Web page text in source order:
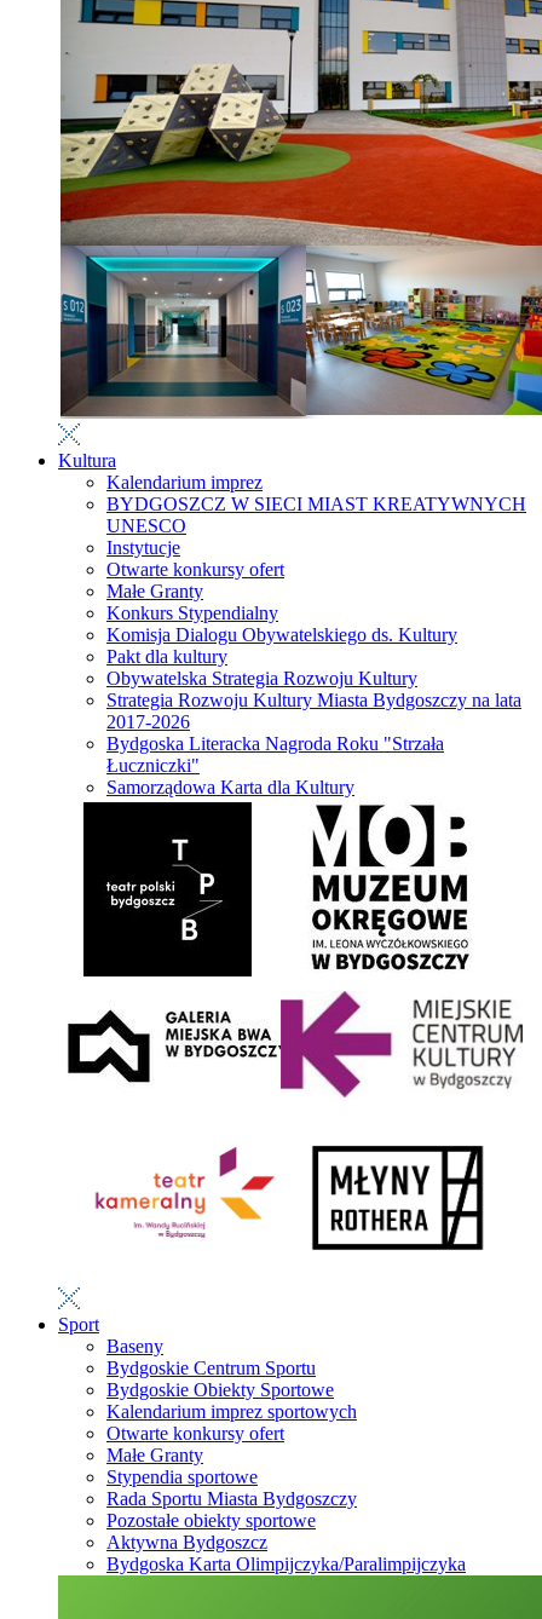
Kultura
Kalendarium imprez
BYDGOSZCZ W SIECI MIAST KREATYWNYCH
UNESCO
Instytucje
Otwarte konkursy ofert
Małe Granty
Konkurs Stypendialny
Komisja Dialogu Obywatelskiego ds. Kultury
Pakt dla kultury
Obywatelska Strategia Rozwoju Kultury
Strategia Rozwoju Kultury Miasta Bydgoszczy na lata
2017-2026
Bydgoska Literacka Nagroda Roku "Strzała
Łuczniczki"
Samorządowa Karta dla Kultury
Sport
Baseny
Bydgoskie Centrum Sportu
Bydgoskie Obiekty Sportowe
Kalendarium imprez sportowych
Otwarte konkursy ofert
Małe Granty
Stypendia sportowe
Rada Sportu Miasta Bydgoszczy
Pozostałe obiekty sportowe
Aktywna Bydgoszcz
Bydgoska Karta Olimpijczyka/Paralimpijczyka